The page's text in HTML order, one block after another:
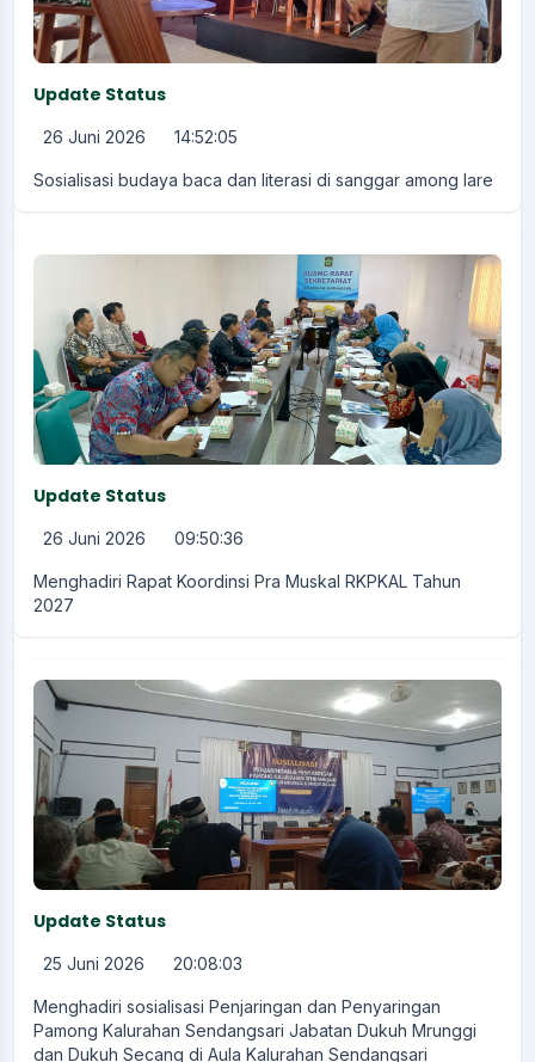
Update Status
26 Juni 2026 14:52:05
Sosialisasi budaya baca dan literasi di sanggar among lare
Update Status
26 Juni 2026 09:50:36
Menghadiri Rapat Koordinsi Pra Muskal RKPKAL Tahun
2027
Update Status
25 Juni 2026 20:08:03
Menghadiri sosialisasi Penjaringan dan Penyaringan
Pamong Kalurahan Sendangsari Jabatan Dukuh Mrunggi
dan Dukuh Secang di Aula Kalurahan Sendangsari